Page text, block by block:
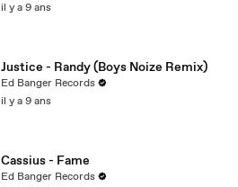
il y a 9 ans
Justice - Randy (Boys Noize Remix)
Ed Banger Records
il y a 9 ans
Cassius - Fame
Ed Banger Records